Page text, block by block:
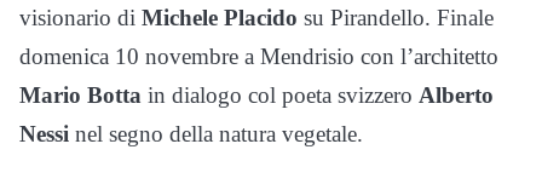
visionario di Michele Placido su Pirandello. Finale
domenica 10 novembre a Mendrisio con l’architetto
Mario Botta in dialogo col poeta svizzero Alberto
Nessi nel segno della natura vegetale.